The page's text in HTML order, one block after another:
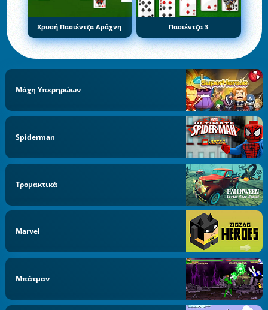
Χρυσή Πασιέντζα Αράχνη Πασιέντζα 3
Μάχη Υπερηρώων
Spiderman
Τρομακτικά
Marvel
Μπάτμαν